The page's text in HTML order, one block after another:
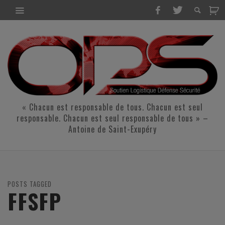
« Chacun est responsable de tous. Chacun est seul
responsable. Chacun est seul responsable de tous » –
Antoine de Saint-Exupéry
POSTS TAGGED
FFSFP